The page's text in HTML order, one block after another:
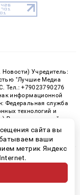
Учредитель:
"Лучшие Медиа
Тел.: +79023790276
информационной
Федеральная служба
технологий и
Регистрационный
02.06.2021
16+
сайта вы
ваши
метрик Яндекс